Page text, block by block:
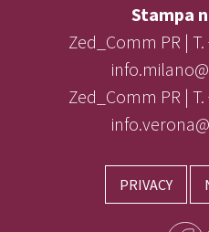
Stampa
Zed_Comm PR |
Zed_Comm PR |
PRIVACY